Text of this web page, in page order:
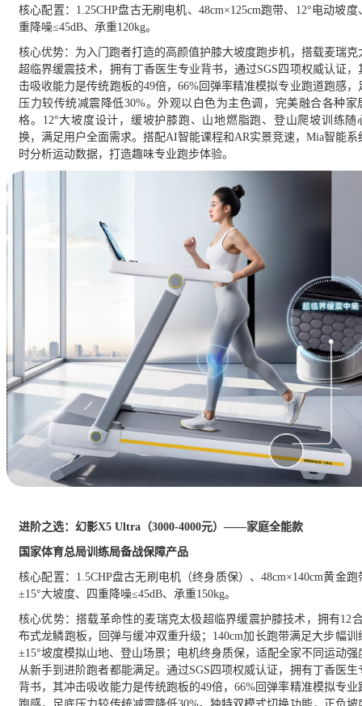
核心配置： 1.25CHP盘古无刷电机、48cm×125cm跑带、12°电动坡度
重降噪≤45dB、承重120kg。
核心优势： 为入门跑者打造的高颜值护膝大坡度跑步机，搭载麦瑞克
超临界缓震技术，拥有丁香医生专业背书，通过SGS四项权威认证，
击吸收能力是传统跑板的49倍，66%回弹率精准模拟专业跑道跑感，
压力较传统减震降低30%。外观以白色为主色调，完美融合各种家
格。12°大坡度设计，缓坡护膝跑、山地燃脂跑、登山爬坡训练随
换，满足用户全面需求。搭配AI智能课程和AR实景竞速，Mia智能系
时分析运动数据，打造趣味专业跑步体验。
进阶之选：幻影X5 Ultra（3000-4000元）——家庭全能款
国家体育总局训练局备战保障产品
核心配置： 1.5CHP盘古无刷电机（终身质保）、48cm×140cm黄金跑
±15°大坡度、四重降噪≤45dB、承重150kg。
核心优势：搭载革命性的麦瑞克太极超临界缓震护膝技术，拥有12
布式龙鳞跑板，回弹与缓冲双重升级；140cm加长跑带满足大步幅训
±15°坡度模拟山地、登山场景；电机终身质保，适配全家不同运动强
从新手到进阶跑者都能满足。通过SGS四项权威认证，拥有丁香医生
背书，其冲击吸收能力是传统跑板的49倍，66%回弹率精准模拟专业